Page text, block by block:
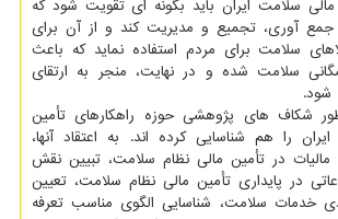
مالی سلامت ایران باید بگونه ای تقویت شود که
جمع آوری، تجمیع و مدیریت کند و از آن برای
سلامت برای مردم استفاده نماید که باعث
سلامت شده و در نهایت، منجر به ارتقای
شود.
شکاف های پژوهشی حوزه راهکارهای تأمین
را هم شناسایی کرده اند. به اعتقاد آنها،
در تأمین مالی نظام سلامت، تبیین نقش
در پایداری تأمین مالی نظام سلامت، تعیین
خدمات سلامت، شناسایی الگوی مناسب تعرفه